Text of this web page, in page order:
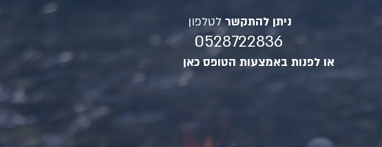
ניתן להתקשרלטלפון
0528722836
או לפנות באמצעות הטופס כאן